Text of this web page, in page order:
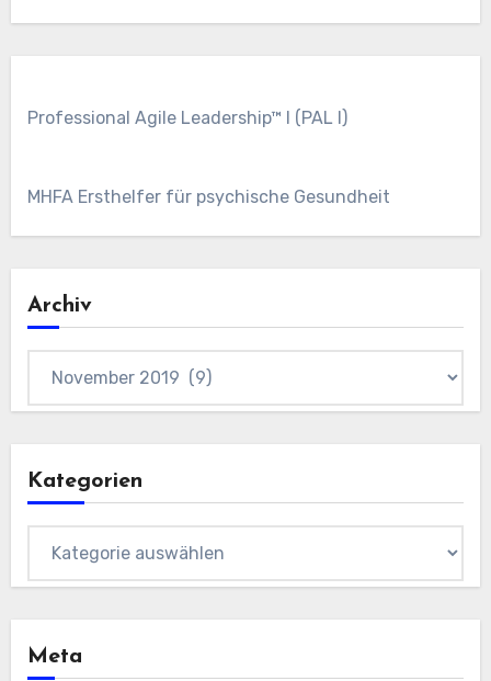
Professional Agile Leadership™ I (PAL I)
MHFA Ersthelfer für psychische Gesundheit
Archiv
Kategorien
Meta